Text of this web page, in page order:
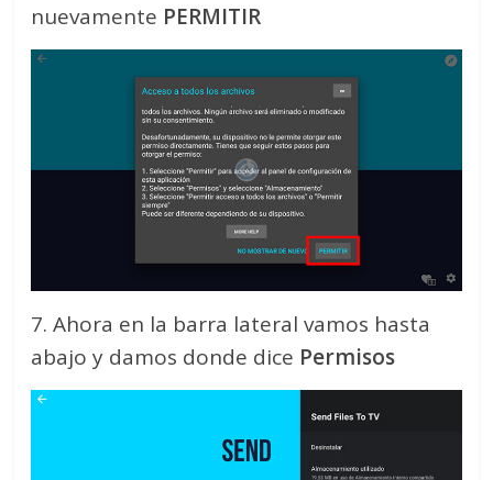
nuevamente PERMITIR
7. Ahora en la barra lateral vamos hasta
abajo y damos donde dice Permisos